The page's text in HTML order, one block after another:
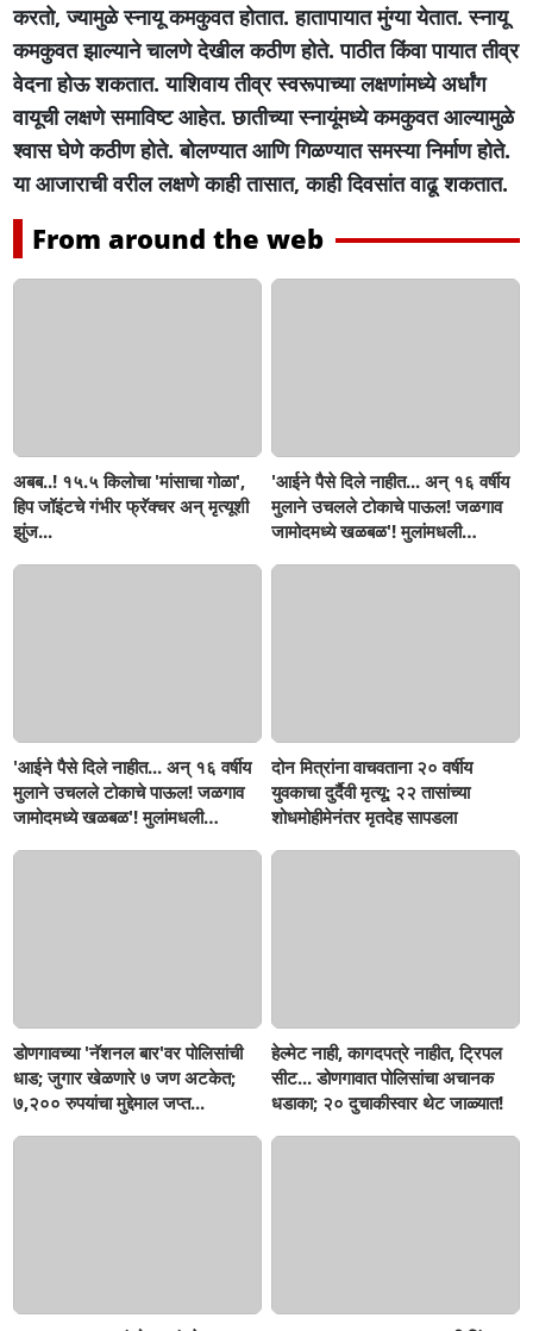
करतो, ज्यामुळे स्नायू कमकुवत होतात. हातापायात मुंग्या येतात. स्नायू
कमकुवत झाल्याने चालणे देखील कठीण होते. पाठीत किंवा पायात तीव्र
वेदना होऊ शकतात. याशिवाय तीव्र स्वरूपाच्या लक्षणांमध्ये अर्धांग
वायूची लक्षणे समाविष्ट आहेत. छातीच्या स्नायूंमध्ये कमकुवत आल्यामुळे
श्वास घेणे कठीण होते. बोलण्यात आणि गिळण्यात समस्या निर्माण होते.
या आजाराची वरील लक्षणे काही तासात, काही दिवसांत वाढू शकतात.
From around the web
अबब..! १५.५ किलोचा 'मांसाचा गोळा',
हिप जॉइंटचे गंभीर फ्रॅक्चर अन् मृत्यूशी
झुंज...
'आईने पैसे दिले नाहीत... अन् १६ वर्षीय
मुलाने उचलले टोकाचे पाऊल! जळगाव
जामोदमध्ये खळबळ'! मुलांमधली
'आईने पैसे दिले नाहीत... अन् १६ वर्षीय
मुलाने उचलले टोकाचे पाऊल! जळगाव
जामोदमध्ये खळबळ'! मुलांमधली
दोन मित्रांना वाचवताना २० वर्षीय
युवकाचा दुर्दैवी मृत्यू; २२ तासांच्या
शोधमोहीमेनंतर मृतदेह सापडला
डोणगावच्या 'नॅशनल बार'वर पोलिसांची
धाड; जुगार खेळणारे ७ जण अटकेत;
७,२०० रुपयांचा मुद्देमाल जप्त...
हेल्मेट नाही, कागदपत्रे नाहीत, ट्रिपल
सीट... डोणगावात पोलिसांचा अचानक
धडाका; २० दुचाकीस्वार थेट जाळ्यात!